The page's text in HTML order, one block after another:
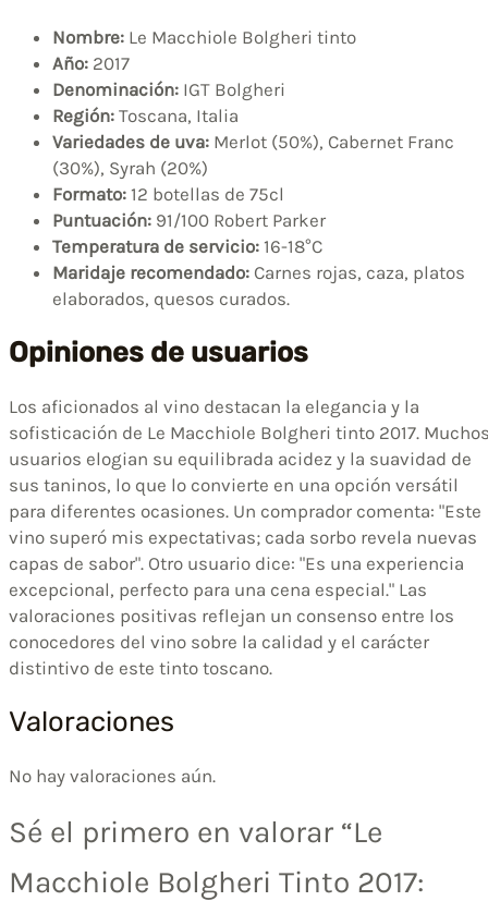
Nombre: Le Macchiole Bolgheri tinto
Año: 2017
Denominación: IGT Bolgheri
Región: Toscana, Italia
Variedades de uva: Merlot (50%), Cabernet Franc
(30%), Syrah (20%)
Formato: 12 botellas de 75cl
Puntuación: 91/100 Robert Parker
Temperatura de servicio: 16-18°C
Maridaje recomendado: Carnes rojas, caza, platos
elaborados, quesos curados.
Opiniones de usuarios
Los aficionados al vino destacan la elegancia y la
sofisticación de Le Macchiole Bolgheri tinto 2017.
usuarios elogian su equilibrada acidez y la suavidad de
sus taninos, lo que lo convierte en una opción versátil
para diferentes ocasiones. Un comprador comenta: "Este
vino superó mis expectativas; cada sorbo revela nuevas
capas de sabor". Otro usuario dice: "Es una experiencia
excepcional, perfecto para una cena especial." Las
valoraciones positivas reflejan un consenso entre los
conocedores del vino sobre la calidad y el carácter
distintivo de este tinto toscano.
Valoraciones
No hay valoraciones aún.
Sé el primero en valorar “Le
Macchiole Bolgheri Tinto 2017: